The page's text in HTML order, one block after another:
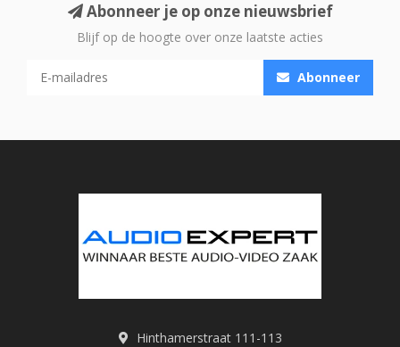
Abonneer je op onze nieuwsbrief
Blijf op de hoogte over onze laatste acties
Abonneer
Hinthamerstraat 111-113